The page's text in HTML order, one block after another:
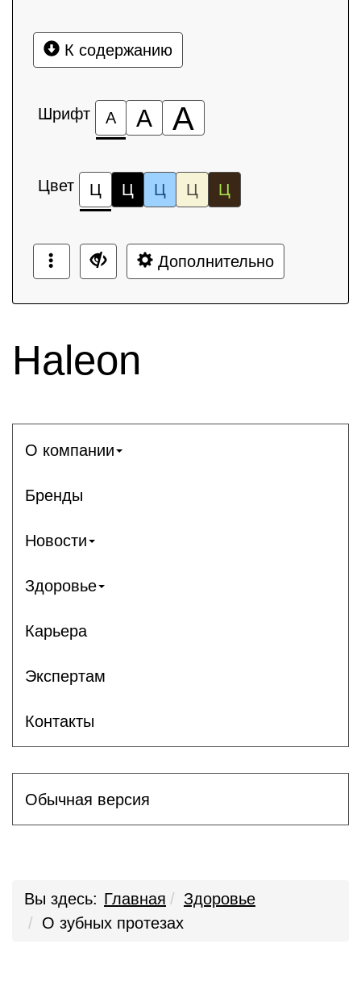
К содержанию
Шрифт А А А
Цвет Ц Ц Ц Ц Ц
Дополнительно
Haleon
О компании
Бренды
Новости
Здоровье
Карьера
Экспертам
Контакты
Обычная версия
Вы здесь: Главная
Здоровье
О зубных протезах